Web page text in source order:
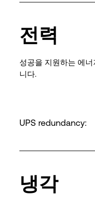
전력
성공을 지원하는 에
니다.
UPS redundancy:
냉각